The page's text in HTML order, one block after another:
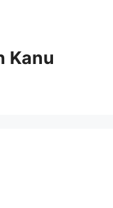
Kanu